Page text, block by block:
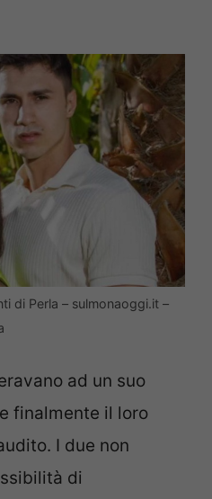
di Perla – sulmonaoggi.it –
ad un suo
finalmente il loro
I due non
di